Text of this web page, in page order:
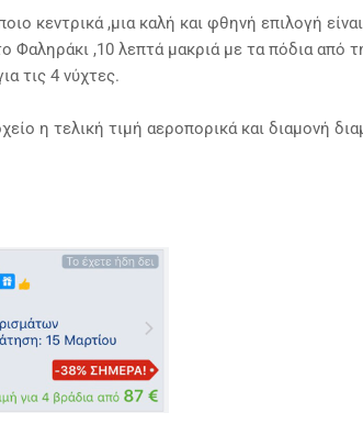
κεντρικά ,μια καλή και φθηνή επιλογή
Φαληράκι ,10 λεπτά μακριά με τα πόδια από
τις 4 νύχτες.
η τελική τιμή αεροπορικά και διαμονή